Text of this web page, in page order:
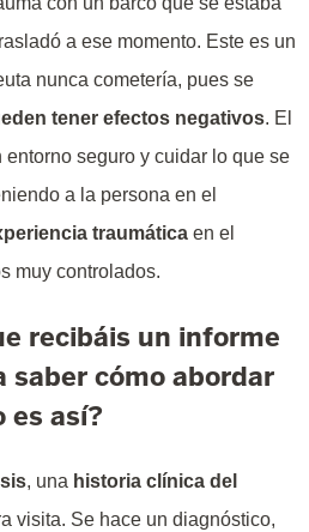
a ese momento. Este es un
nunca cometería, pues se
tener efectos negativos. El
seguro y cuidar lo que se
a la persona en el
traumática en el
muy controlados.
recibáis un informe
saber cómo abordar
es así?
, una historia clínica del
visita. Se hace un diagnóstico,